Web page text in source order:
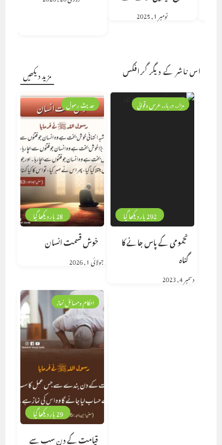
نومبر 1, 2025
اس ناشر کے دیگر گرافکس مزید دیکھیں
28 بار دیکھا گیا
حدیث رسول
خوش قسمت انسان
جولائی 1, 2026
292 بار دیکھا گیا
مزار، دربار، عرس وقوالی
نجمومی کے پاس جانے کا
گناہ
دسمبر 4, 2023
29 بار دیکھا گیا
احکام ومسائل نماز
قیامت کے دن سب سے